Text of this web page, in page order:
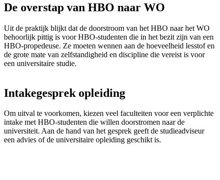
De overstap van HBO naar WO
Uit de praktijk blijkt dat de doorstroom van het HBO naar het WO
behoorlijk pittig is voor HBO-studenten die in het bezit zijn van een
HBO-propedeuse. Ze moeten wennen aan de hoeveelheid lesstof en
de grote mate van zelfstandigheid en discipline die vereist is voor
een universitaire studie.
Intakegesprek opleiding
Om uitval te voorkomen, kiezen veel faculteiten voor een verplichte
intake met HBO-studenten die willen doorstromen naar de
universiteit. Aan de hand van het gesprek geeft de studieadviseur
een advies of de universitaire opleiding geschikt is.